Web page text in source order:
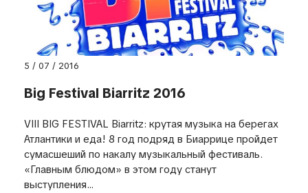
5 / 07 / 2016
Big Festival Biarritz 2016
VIII BIG FESTIVAL Biarritz: крутая музыка на берегах
Атлантики и еда! 8 год подряд в Биаррице пройдет
сумасшеший по накалу музыкальный фестиваль.
«Главным блюдом» в этом году станут
выступления...